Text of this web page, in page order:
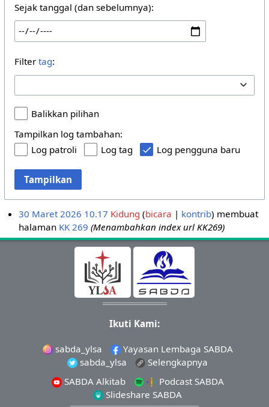
Sejak tanggal (dan sebelumnya):
Filter tag:
Balikkan pilihan
Tampilkan log tambahan:
Log patroli
Log tag Log pengguna baru
Tampilkan
30 Maret 2026 10.17 Kidung bicara kontrib membuat
halaman KK 269 (Menambahkan index url KK269)
Ikuti Kami:
sabda_ylsa
Yayasan Lembaga SABDA
sabda_ylsa
Selengkapnya
SABDA Alkitab
Podcast SABDA
Slideshare SABDA